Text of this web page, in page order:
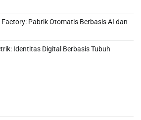
Pabrik Otomatis Berbasis AI dan
Identitas Digital Berbasis Tubuh